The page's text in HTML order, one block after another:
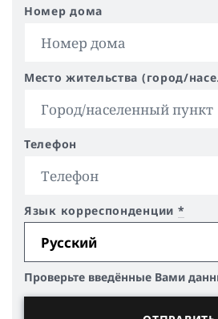
Номер дома
Место жительства (город/
Телефон
Язык корреспонденции *
Проверьте введённые Вами